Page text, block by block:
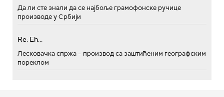
Да ли сте знали да се најбоље грамофонске ручице
производе у Србији
Re: Eh...
Лесковачка спржа – производ са заштићеним географским
пореклом